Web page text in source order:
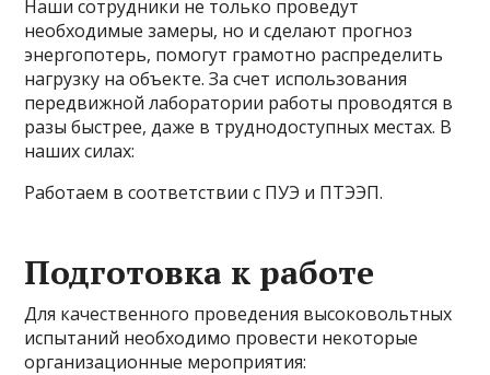
Наши сотрудники не только проведут
необходимые замеры, но и сделают прогноз
энергопотерь, помогут грамотно распределить
нагрузку на объекте. За счет использования
передвижной лаборатории работы проводятся в
разы быстрее, даже в труднодоступных местах. В
наших силах:
Работаем в соответствии с ПУЭ и ПТЭЭП.
Подготовка к работе
Для качественного проведения высоковольтных
испытаний необходимо провести некоторые
организационные мероприятия: